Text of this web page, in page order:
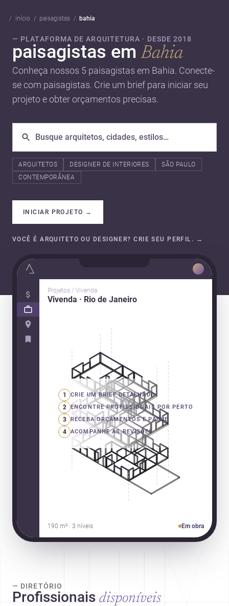
início paisagistas bahia
— PLATAFORMA DE ARQUITETURA · DESDE 2018
paisagistas emBahia
Conheça nossos 5 paisagistas em Bahia. Conecte-
se com paisagistas. Crie um brief para iniciar seu
projeto e obter orçamentos precisas.
ARQUITETOS DESIGNER DE INTERIORES
SÃO PAULO
CONTEMPORÂNEA
INICIAR PROJETO →
VOCÊ É ARQUITETO OU DESIGNER? CRIE SEU PERFIL. →
Projetos / Vivenda
Vivenda · Rio de Janeiro
1 CRIE UM BRIEF DETALHADO
2 ENCONTRE PROFISSIONAIS POR PERTO
3 RECEBA ORÇAMENTOS E PAGUE
4 ACOMPANHE AS REVISÕES
190 m² · 3 níveis Em obra
— DIRETÓRIO
Profissionais disponíveis